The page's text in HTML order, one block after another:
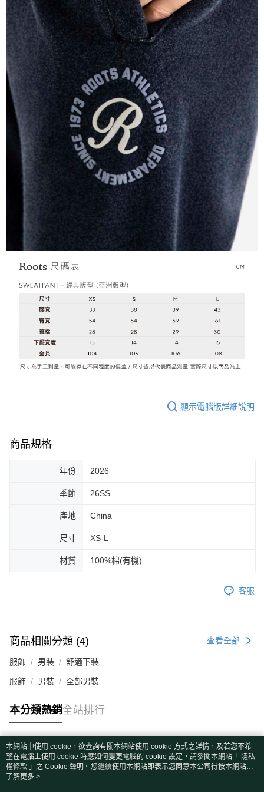
顯示電腦版詳細說明
商品規格
年份 2026
季節 26SS
產地 China
尺寸 XS-L
材質 100%棉(有機)
客服
商品相關分類 (4) 查看全部
服飾 男裝 舒適下裝
服飾 男裝 全部男裝
本分類熱銷全站排行
熱門標籤
本網站中使用 cookie，欲查詢有關本網站使用 cookie 方式之詳情，及若您不希
望在電腦上使用 cookie 時應如何變更電腦的 cookie 設定，請參閱本網站「 隱私
權條款 」之 Cookie 聲明。您繼續使用本網站即表示您同意本公司得按本網站使
用條款之 Cookie 聲明使用 cookie。
了解更多 >